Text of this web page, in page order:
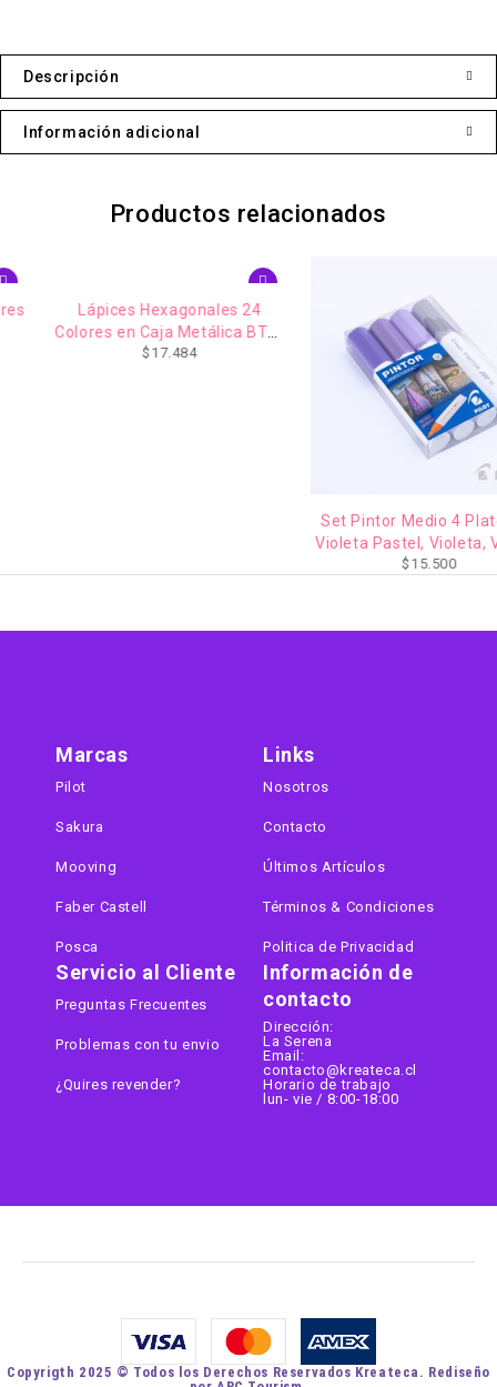
Descripción
Información adicional
Productos relacionados
Lápices Hexagonales 24
Colores en Caja Metálica BTS-
17.484
Set Pintor Medio 4 Plateado,
Violeta Pastel, Violeta, Violeta
Metalizado
15.500
Información de
contacto
Dirección:
La Serena
Email:
contacto@kreateca.cl
Horario de trabajo
lun- vie / 8:00-18:00
Marcas
Pilot
Sakura
Mooving
Faber Castell
Posca
Links
Nosotros
Contacto
Últimos Artículos
Términos & Condiciones
Politica de Privacidad
Servicio al Cliente
Preguntas Frecuentes
Problemas con tu envio
¿Quires revender?
Copyrigth 2025 © Todos los Derechos Reservados Kreateca. Rediseño